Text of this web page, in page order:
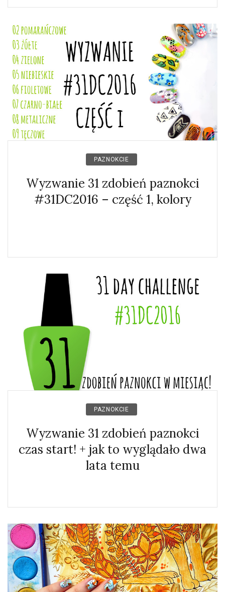
PAZNOKCIE
Wyzwanie 31 zdobień paznokci
#31DC2016 – część 1, kolory
PAZNOKCIE
Wyzwanie 31 zdobień paznokci
czas start! + jak to wyglądało dwa
lata temu